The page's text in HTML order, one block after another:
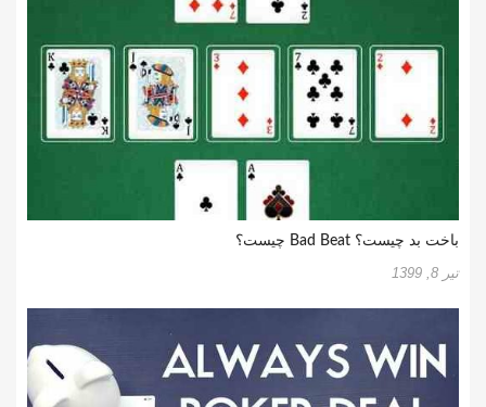
باخت بد چیست؟ Bad Beat چیست؟
تیر 8, 1399